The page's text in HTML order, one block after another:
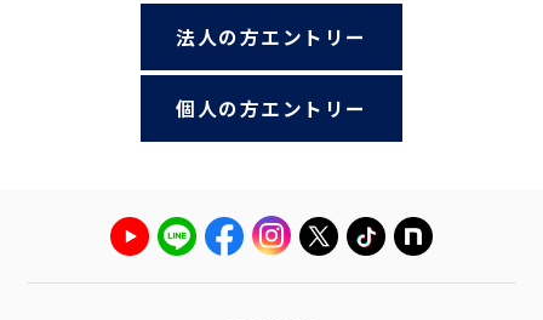
法人の方エントリー
個人の方エントリー